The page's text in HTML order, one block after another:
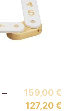
159,00€Le
prix
127,20€Le